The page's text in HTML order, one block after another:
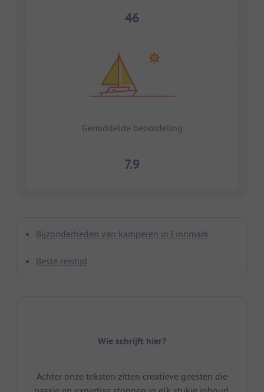
46
Gemiddelde beoordeling
7.9
Bijzonderheden van kamperen in Finnmark
Beste reistijd
Wie schrijft hier?
Achter onze teksten zitten creatieve geesten die